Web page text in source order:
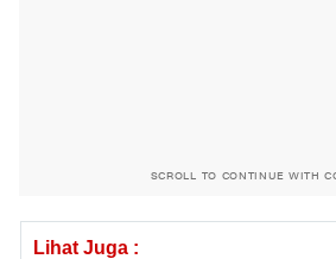
SCROLL TO CONTINUE WITH
Lihat Juga :